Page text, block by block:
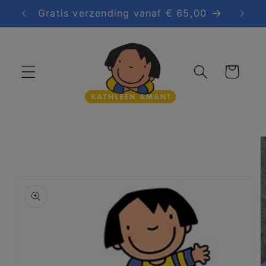
naar de
content
Gratis verzending vanaf € 65,00
Winkelwagen